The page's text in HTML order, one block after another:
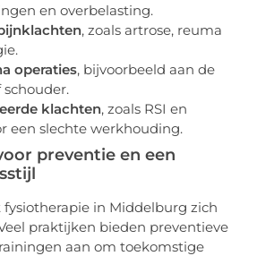
en overbelasting.
, zoals artrose, reuma
operaties, bijvoorbeeld aan de
klachten, zoals RSI en
een slechte werkhouding.
preventie en een
in Middelburg zich
praktijken bieden preventieve
aan om toekomstige